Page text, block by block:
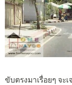
ขับตรงมาเรื่อยๆ จะ